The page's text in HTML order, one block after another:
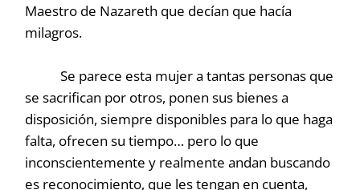
Maestro de Nazareth que decían que hacía
milagros.
Se parece esta mujer a tantas personas que
se sacrifican por otros, ponen sus bienes a
disposición, siempre disponibles para lo que haga
falta, ofrecen su tiempo… pero lo que
inconscientemente y realmente andan buscando
es reconocimiento, que les tengan en cuenta,